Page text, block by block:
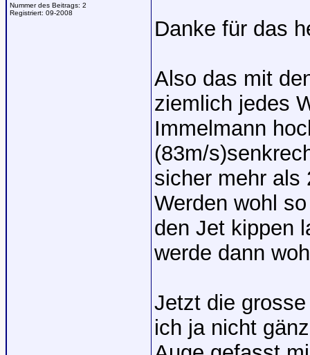
Nummer des Beitrags: 2
Registriert: 09-2008
Danke für das
Also das mit
ziemlich jedes
Immelmann
(83m/
sicher mehr als
Werden wohl
den Jet kippen
werde dann
Jetzt die
ich ja nicht